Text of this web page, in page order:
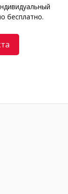
бесплатно.